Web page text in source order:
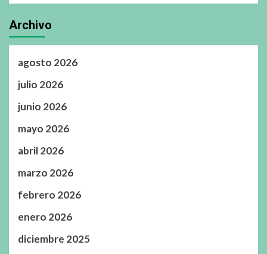
Archivo
agosto 2026
julio 2026
junio 2026
mayo 2026
abril 2026
marzo 2026
febrero 2026
enero 2026
diciembre 2025